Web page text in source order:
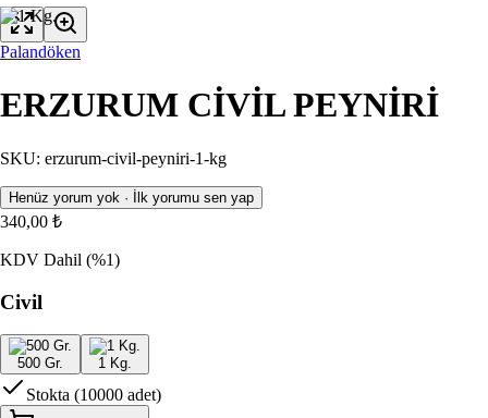
Palandöken
ERZURUM CİVİL PEYNİRİ
SKU: erzurum-civil-peyniri-1-kg
Henüz yorum yok · İlk yorumu sen yap
340,00 ₺
KDV Dahil (%1)
Civil
500 Gr. 1 Kg.
Stokta (10000 adet)